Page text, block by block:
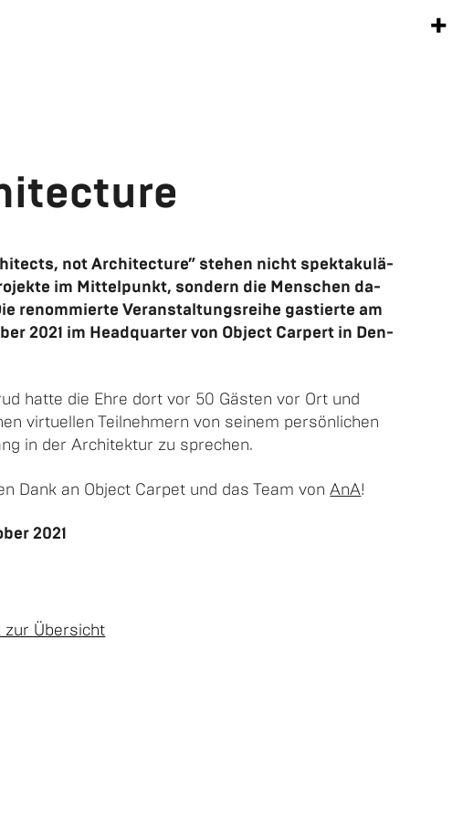
+
not Ar­chi­tec­tu­re” ste­hen nicht spek­ta­ku­lä­
im Mit­tel­punkt, son­dern die Men­schen da­
re­nom­mier­te Ver­an­stal­tungs­rei­he gas­tier­te am
2021 im Head­quar­ter von Ob­ject Car­pert in Den­
hatte die Ehre dort vor 50 Gäs­ten vor Ort und
vir­tu­el­len Teil­neh­mern von sei­nem per­sön­li­chen
in der Ar­chi­tek­tur zu spre­chen.
Dank an Ob­ject Car­pet und das Team vonAnA!
2021
zur Über­sicht